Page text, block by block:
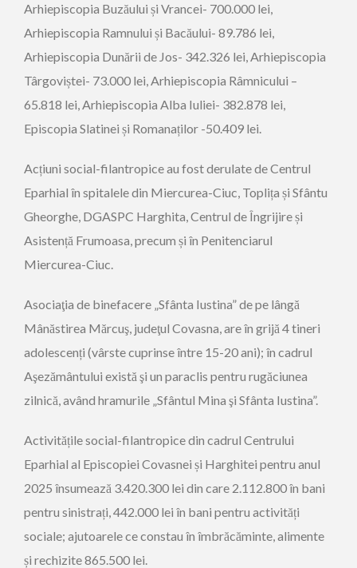
Arhiepiscopia Buzăului și Vrancei- 700.000 lei,
Arhiepiscopia Ramnului și Bacăului- 89.786 lei,
Arhiepiscopia Dunării de Jos- 342.326 lei, Arhiepiscopia
Târgoviștei- 73.000 lei, Arhiepiscopia Râmnicului –
65.818 lei, Arhiepiscopia Alba Iuliei- 382.878 lei,
Episcopia Slatinei și Romanaților -50.409 lei.
Acțiuni social-filantropice au fost derulate de Centrul
Eparhial în spitalele din Miercurea-Ciuc, Toplița și Sfântu
Gheorghe, DGASPC Harghita, Centrul de Îngrijire și
Asistență Frumoasa, precum și în Penitenciarul
Miercurea-Ciuc.
Asociaţia de binefacere „Sfânta Iustina” de pe lângă
Mânăstirea Mărcuş, judeţul Covasna, are în grijă 4 tineri
adolescenți (vârste cuprinse între 15-20 ani); în cadrul
Aşezământului există şi un paraclis pentru rugăciunea
zilnică, având hramurile „Sfântul Mina şi Sfânta Iustina”.
Activitățile social-filantropice din cadrul Centrului
Eparhial al Episcopiei Covasnei și Harghitei pentru anul
2025 însumează 3.420.300 lei din care 2.112.800 în bani
pentru sinistrați, 442.000 lei în bani pentru activități
sociale; ajutoarele ce constau în îmbrăcăminte, alimente
și rechizite 865.500 lei.